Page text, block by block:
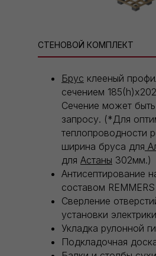
СТЕНОВОЙ КОМПЛЕКТ
Брус клееный
сечением
Сечение может
запросу. (*Для
теплопроводности
ширина бруса для
для Астаны 302мм.)
Антисептирование
составом REMMERS
Сверление
установки электрики
Укладка рулонной
Подкладочная